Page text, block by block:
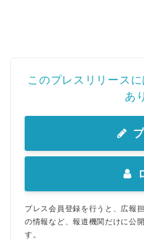
このプレスリリース
あ
プレス会員登録を行うと、広報
の情報など、報道機関だけに公
す。